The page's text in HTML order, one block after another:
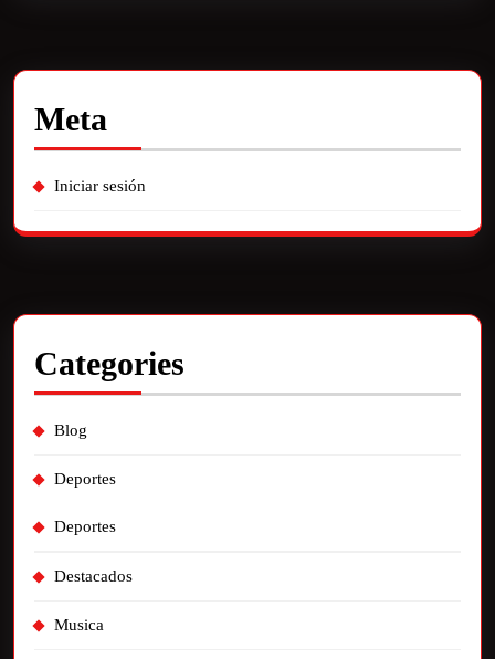
Meta
Iniciar sesión
Categories
Blog
Deportes
Deportes
Destacados
Musica